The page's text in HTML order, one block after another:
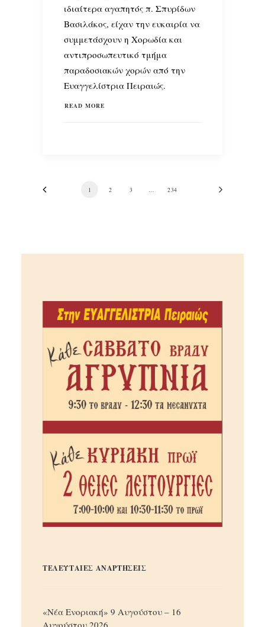
ιδιαίτερα αγαπητός π. Σπυρίδων
Βασιλάκος, είχαν την ευκαιρία να
συμμετάσχουν η Χορωδία και
αντιπροσωπευτικό τμήμα
παραδοσιακών χορών από την
Ευαγγελίστρια Πειραιώς.
READ MORE
1 2 3 234
ΤΕΛΕΥΤΑΙΕΣ ΑΝΑΡΤΗΣΕΙΣ
«Νέα Ενοριακή» 9 Αυγούστου – 16